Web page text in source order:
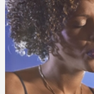
10 609 Р